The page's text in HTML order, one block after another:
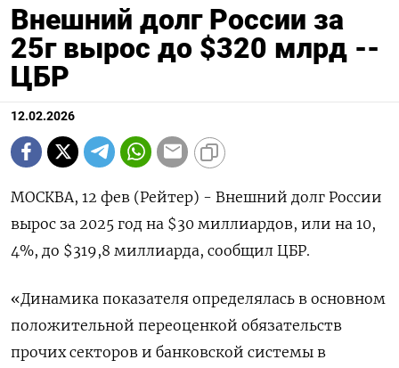
Внешний долг России за
25г вырос до $320 млрд --
ЦБР
12.02.2026
МОСКВА, 12 фев (Рейтер) - ‌Внешний долг ​России
вырос ​за 2025 ​год ⁠на $30 ‌миллиардов, или ‌на 10,​
4%, ‌до $319,8 ​миллиарда, сообщил ЦБР.
«‌Динамика показателя определялась ​в ​основном
‌положительной переоценкой обязательств ​
прочих секторов и банковской системы в